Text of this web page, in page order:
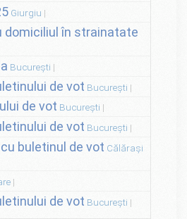
Giurgiu
domiciliul în strainatate
București
de vot București
de vot București
de vot București
buletinul de vot Călărași
de vot București